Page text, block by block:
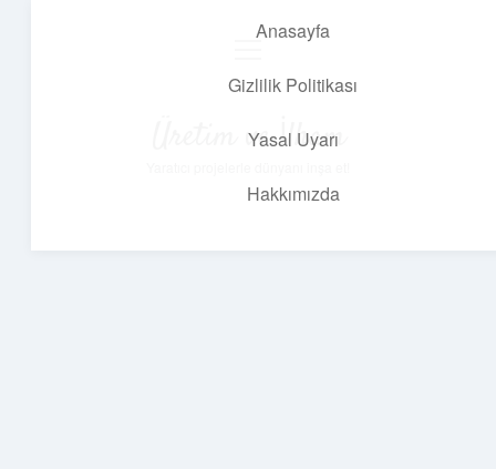
Anasayfa
Gizlilik Politikası
Yasal Uyarı
Hakkımızda
Üretim ve İlham